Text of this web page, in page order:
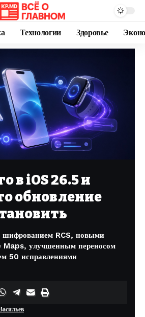
Технологии Здоровье
в iOS 26.5 и
обновление
RCS, новыми
улучшенным переносом
50 исправлениями